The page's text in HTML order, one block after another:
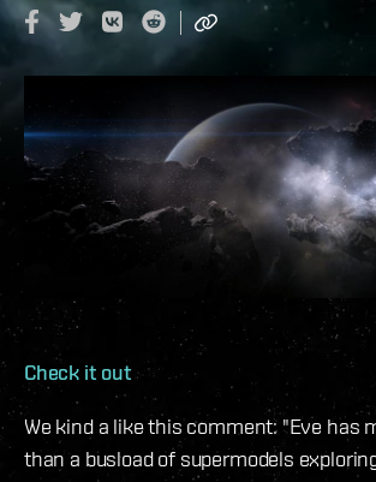
Check it out
We kind a like this comment: "Eve has
than a busload of supermodels